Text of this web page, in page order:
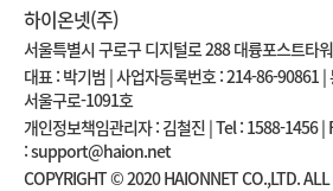
하이온넷(주)
서울특별시 구로구 디지털로 288 대륭포스트타
대표 : 박기범 | 사업자등록번호 : 214-86-90861
서울구로-1091호
개인정보책임관리자 : 김철진 | Tel : 1588-1456
: support@haion.net
COPYRIGHT © 2020 HAIONNET CO.,LTD. ALL